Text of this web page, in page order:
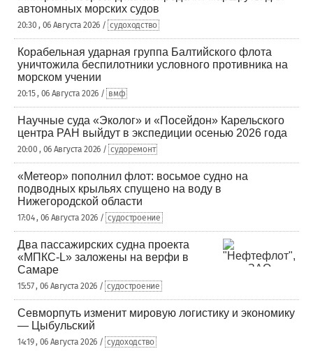
автономных морских судов
20:30 , 06 Августа 2026 / судоходство
Корабельная ударная группа Балтийского флота
уничтожила беспилотники условного противника на
морском учении
20:15 , 06 Августа 2026 / вмф
Научные суда «Эколог» и «Посейдон» Карельского
центра РАН выйдут в экспедиции осенью 2026 года
20:00 , 06 Августа 2026 / судоремонт
«Метеор» пополнил флот: восьмое судно на
подводных крыльях спущено на воду в
Нижегородской области
17:04 , 06 Августа 2026 / судостроение
Два пассажирских судна проекта
«МПКС-L» заложены на верфи в
Самаре
15:57 , 06 Августа 2026 / судостроение
Севморпуть изменит мировую логистику и экономику
— Цыбульский
14:19 , 06 Августа 2026 / судоходство